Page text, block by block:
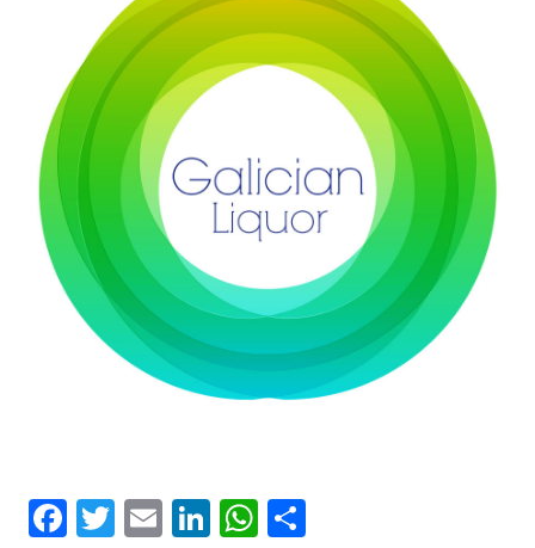
Facebook
Twitter
EmailLinkedIn
WhatsApp